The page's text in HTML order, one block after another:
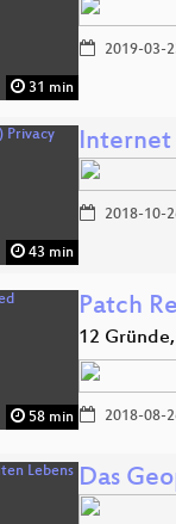
31 min
2019-03-
43 min
Internet
2018-10-
58 min
Patch
12
2018-08-
Das